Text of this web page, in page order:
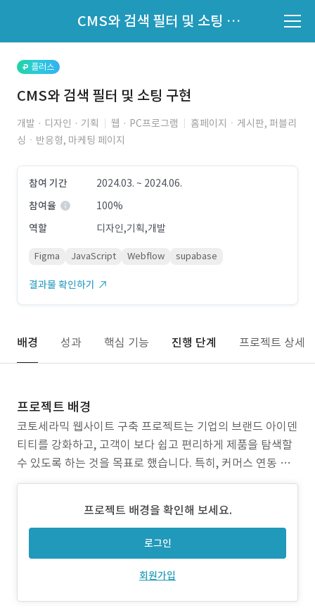
CMS와 검색 필터 및 소팅 구현
지원자 목록 바로가기
플러스
CMS와 검색 필터 및 소팅 구현
개발 · 디자인 · 기획 웹 · PC프로그램
홈페이지ㆍ게시판, 퍼블리
싱ㆍ반응형, 마케팅 페이지
참여 기간
2024.03. ~ 2024.06.
참여율
100%
역할
디자인,기획,개발
Figma JavaScript Webflow supabase
결과물 확인하기
배경 성과 핵심 기능 진행 단계 프로젝트 상세
프로젝트 배경
코토세라믹 웹사이트 구축 프로젝트는 기업의 브랜드 아이덴
티티를 강화하고, 고객이 보다 쉽고 편리하게 제품을 탐색할
수 있도록 하는 것을 목표로 했습니다. 특히, 커머스 연동 및
멤버십 구축을 통해 고객 유지율을 높이고, UX/UI 최적화를
였습니다. 프로젝트 성과 웹사이트 구축: Webflow 기반의
중견급 기업 사이트 완성 UX 개선: 필터링
프로젝트 배경을 확인해 보세요.
로그인
회원가입